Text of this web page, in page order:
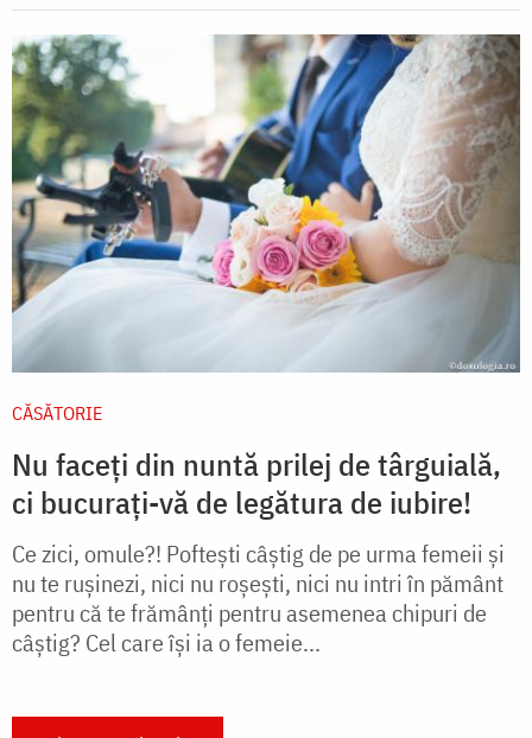
CĂSĂTORIE
Nu faceți din nuntă prilej de târguială,
ci bucurați-vă de legătura de iubire!
Ce zici, omule?! Poftești câştig de pe urma femeii și
nu te rușinezi, nici nu roșești, nici nu intri în pământ
pentru că te frămânți pentru asemenea chipuri de
câștig? Cel care își ia o femeie...